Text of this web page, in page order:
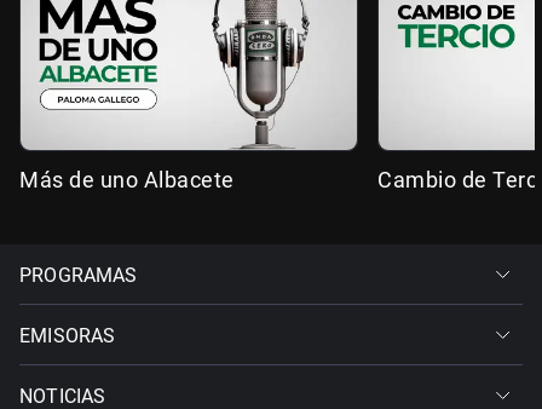
Más de uno Albacete Cambio de
PROGRAMAS
EMISORAS
NOTICIAS